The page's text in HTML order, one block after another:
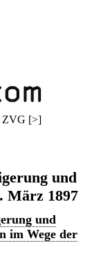
ZVG [>]
und
März 1897
und
im Wege der